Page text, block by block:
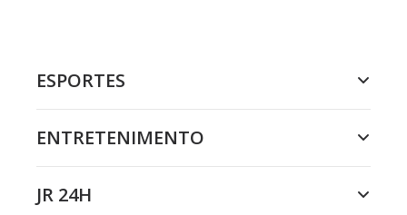
ESPORTES
ENTRETENIMENTO
JR 24H